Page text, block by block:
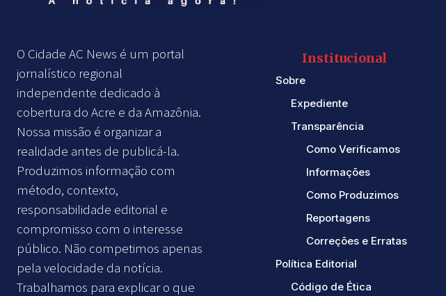
O Cidade AC News é um portal
jornalístico regional
independente dedicado à
cobertura do Acre e da Amazônia.
Nossa missão é organizar a
realidade antes de publicá-la.
Produzimos informação com
método, contexto,
responsabilidade editorial e
compromisso com o interesse
público. Não competimos apenas
pela velocidade da notícia.
Trabalhamos para explicar o que
Institucional
Sobre
Expediente
Transparência
Como Verificamos
Informações
Como Produzimos
Reportagens
Correções e Erratas
Política Editorial
Código de Ética